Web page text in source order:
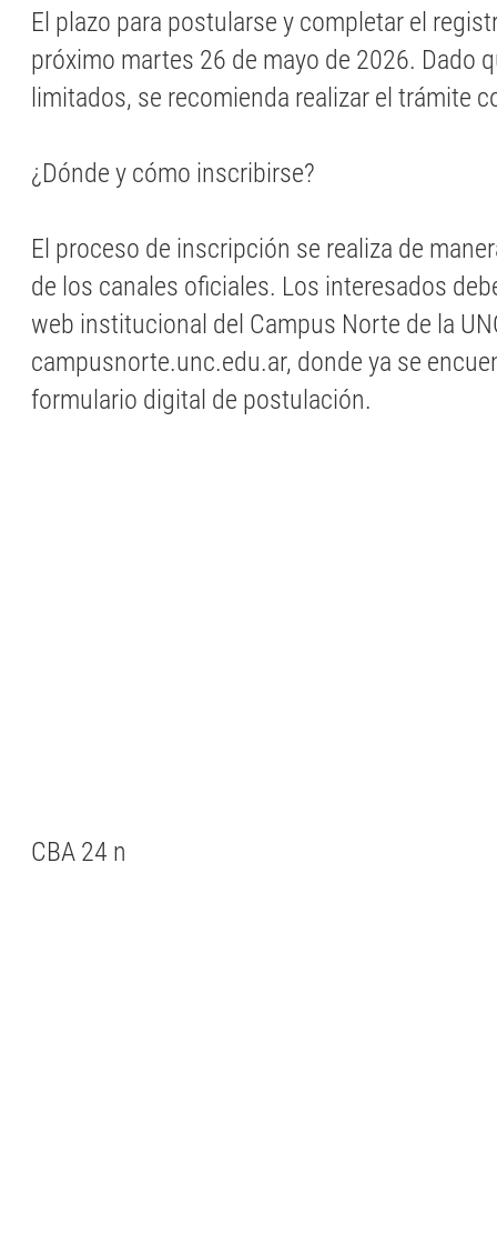
El plazo para postularse y completar el
próximo martes 26 de mayo de 2026. Dado
limitados, se recomienda realizar el trámite
¿Dónde y cómo inscribirse?
El proceso de inscripción se realiza de
de los canales oficiales. Los interesados
web institucional del Campus Norte de la
campusnorte.unc.edu.ar, donde ya se
formulario digital de postulación.
CBA 24 n